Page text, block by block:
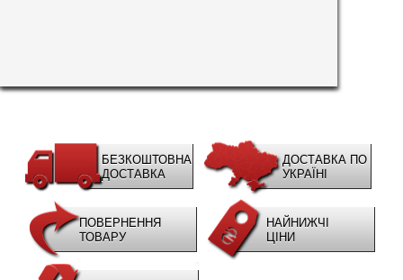
БЕЗКОШТОВНА
ДОСТАВКА
ДОСТАВКА ПО
УКРАЇНІ
ПОВЕРНЕННЯ
ТОВАРУ
НАЙНИЖЧІ
ЦІНИ